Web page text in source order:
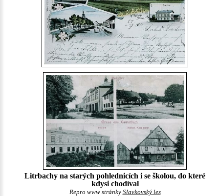
Litrbachy na starých pohlednicích i se školou, do které
kdysi chodíval
Repro www stránky Slavkovský les